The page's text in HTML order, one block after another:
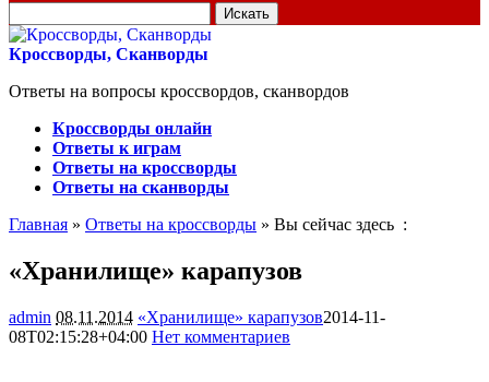
для:
Кроссворды, Сканворды
Ответы на вопросы кроссвордов, сканвордов
Кроссворды онлайн
Ответы к играм
Ответы на кроссворды
Ответы на сканворды
Главная » Ответы на кроссворды » Вы сейчас здесь :
«Хранилище» карапузов
admin 08.11.2014 «Хранилище» карапузов2014-11-
08T02:15:28+04:00 Нет комментариев